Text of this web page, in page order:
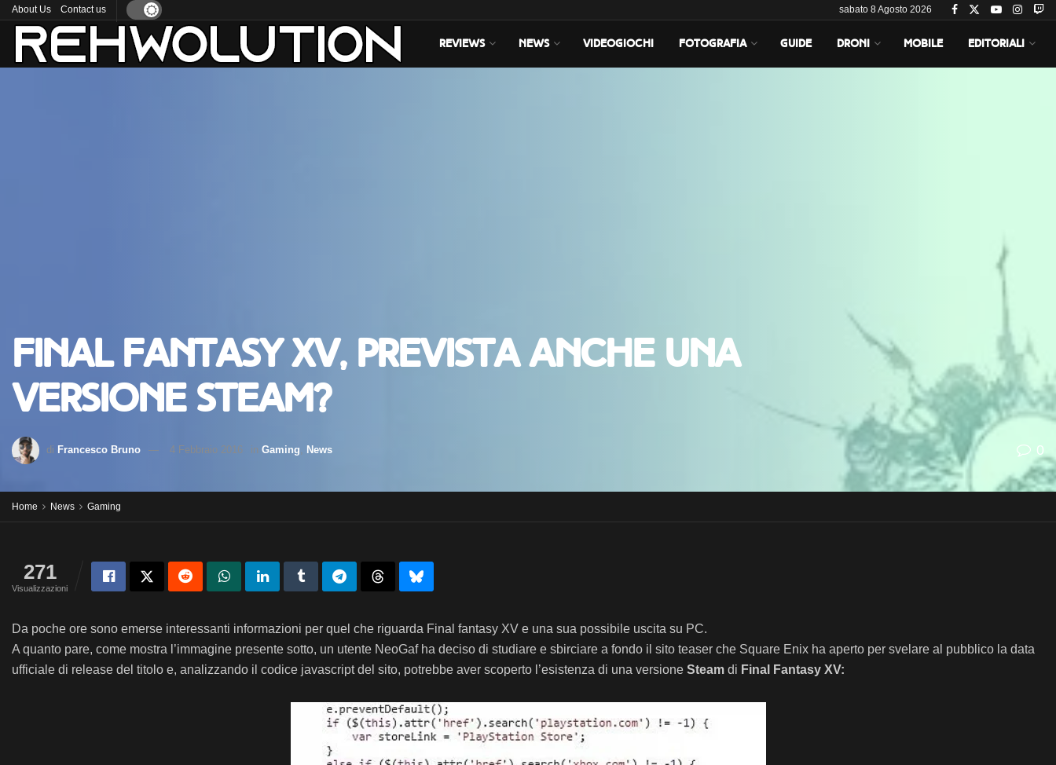
About Us Contact us sabato 8 Agosto 2026
REVIEWS NEWS VIDEOGIOCHI FOTOGRAFIA GUIDE DRONI MOBILE EDITORIALI
Final Fantasy XV, prevista anche una
versione Steam?
di Francesco Bruno 4 Febbraio 2016 in Gaming News 0
Home News Gaming
271
Visualizzazioni
Da poche ore sono emerse interessanti informazioni per quel che riguarda Final fantasy XV e una sua possibile uscita su PC.
A quanto pare, come mostra l’immagine presente sotto, un utente NeoGaf ha deciso di studiare e sbirciare a fondo il sito teaser che Square Enix ha aperto per svelare al pubblico la data
ufficiale di release del titolo e, analizzando il codice javascript del sito, potrebbe aver scoperto l’esistenza di una versione Steam di Final Fantasy XV: